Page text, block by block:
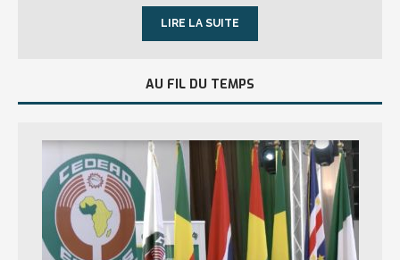
LIRE LA SUITE
AU FIL DU TEMPS